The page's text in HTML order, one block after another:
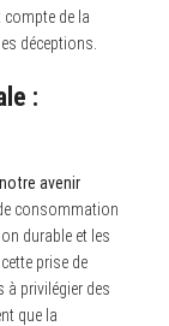
compte de la
déceptions.
:
avenir
consommation
durable et les
prise de
privilégier des
que la